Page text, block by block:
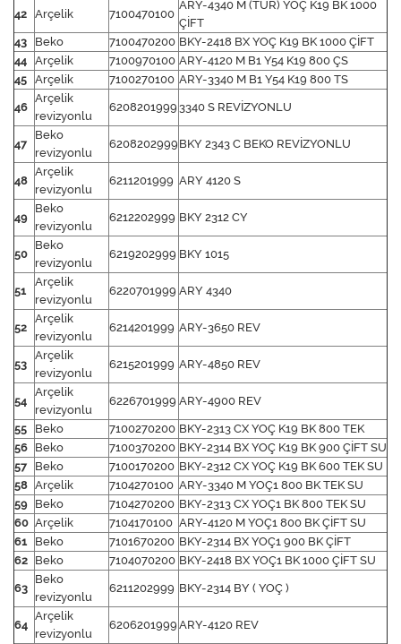
42 Arçelik 7100470100
ARY-4340 M (TUR) YOÇ K19 BK 1000
ÇİFT
43
Beko 7100470200 BKY-2418 BX YOÇ K19 BK 1000 ÇİFT
44 Arçelik 7100970100 ARY-4120 M B1 Y54 K19 800 ÇS
45 Arçelik 7100270100 ARY-3340 M B1 Y54 K19 800 TS
46
Arçelik
revizyonlu
6208201999 3340 S REVİZYONLU
47
Beko
revizyonlu
6208202999 BKY 2343 C BEKO REVİZYONLU
48
Arçelik
revizyonlu
6211201999 ARY 4120 S
49
Beko
revizyonlu
6212202999 BKY 2312 CY
50
Beko
revizyonlu
6219202999 BKY 1015
51
Arçelik
revizyonlu
6220701999 ARY 4340
52
Arçelik
revizyonlu
6214201999 ARY-3650 REV
53
Arçelik
revizyonlu
6215201999 ARY-4850 REV
54
Arçelik
revizyonlu
6226701999 ARY-4900 REV
55 Beko 7100270200 BKY-2313 CX YOÇ K19 BK 800 TEK
56 Beko 7100370200 BKY-2314 BX YOÇ K19 BK 900 ÇİFT SU
57
Beko 7100170200 BKY-2312 CX YOÇ K19 BK 600 TEK SU
58 Arçelik 7104270100 ARY-3340 M YOÇ1 800 BK TEK SU
59 Beko 7104270200 BKY-2313 CX YOÇ1 BK 800 TEK SU
60 Arçelik 7104170100 ARY-4120 M YOÇ1 800 BK ÇİFT SU
61
Beko 7101670200 BKY-2314 BX YOÇ1 900 BK ÇİFT
62 Beko 7104070200 BKY-2418 BX YOÇ1 BK 1000 ÇİFT SU
63
Beko
revizyonlu
6211202999 BKY-2314 BY ( YOÇ )
64
Arçelik
revizyonlu
6206201999 ARY-4120 REV